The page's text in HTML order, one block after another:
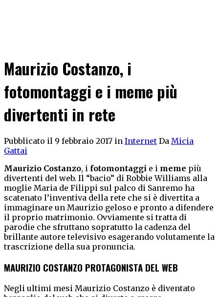
Maurizio Costanzo, i
fotomontaggi e i meme più
divertenti in rete
Pubblicato il 9 febbraio 2017 in Internet Da Micia
Gattai
Maurizio Costanzo, i fotomontaggi e i meme più
divertenti del web. Il “bacio” di Robbie Williams alla
moglie Maria de Filippi sul palco di Sanremo ha
scatenato l’inventiva della rete che si è divertita a
immaginare un Maurizio geloso e pronto a difendere
il proprio matrimonio. Ovviamente si tratta di
parodie che sfruttano sopratutto la cadenza del
brillante autore televisivo esagerando volutamente la
trascrizione della sua pronuncia.
MAURIZIO COSTANZO PROTAGONISTA DEL WEB
Negli ultimi mesi Maurizio Costanzo è diventato